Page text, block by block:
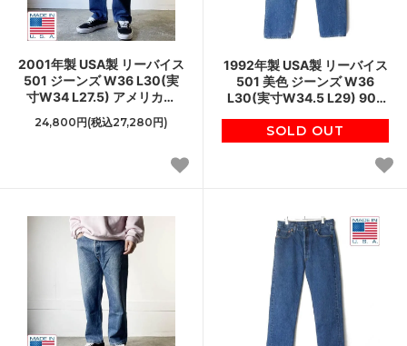
2001年製 USA製 リーバイス
501 ジーンズ W36 L30(実
寸W34 L27.5) アメリカ製
00s 555刻印 バレンシア工
場 ビンテージ D154
24,800円(税込27,280円)
1992年製 USA製 リーバイス
501 美色 ジーンズ W36
L30(実寸W34.5 L29) 90s
ム パンツ D154
SOLD OUT